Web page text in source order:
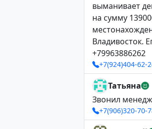
выманивает
на сумму
Владивосток.
+79963886262
+7(924)404-62-
Татьяна
Звонил
+7(906)320-70-